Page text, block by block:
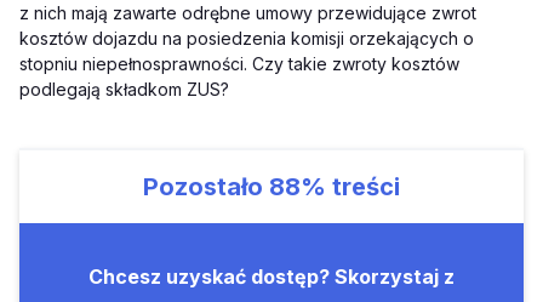
z nich mają zawarte odrębne umowy przewidujące zwrot
kosztów dojazdu na posiedzenia komisji orzekających o
stopniu niepełnosprawności. Czy takie zwroty kosztów
podlegają składkom ZUS?
Pozostało 88% treści
Chcesz uzyskać dostęp? Skorzystaj z